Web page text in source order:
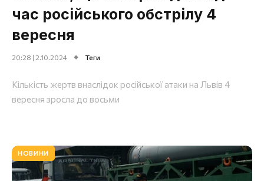
час російського обстрілу 4
вересня
20:28 | 2.10.2024 Теги
Кількість жертв внаслідок російської атаки на Львів 4
вересня зросла до восьми
НОВИНИ